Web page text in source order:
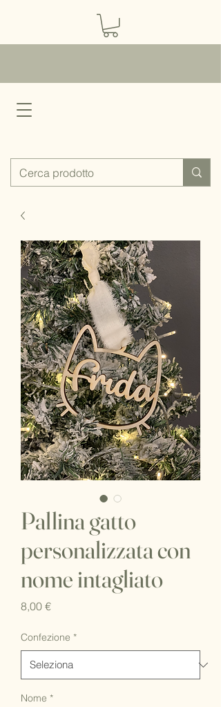
Pallina gatto
personalizzata con
nome intagliato
8,00 €Prezzo
Confezione *
Nome *